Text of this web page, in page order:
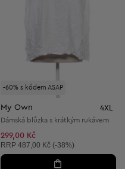
-60% s kódem ASAP
My Own 4XL
Dámská blůzka s krátkým rukávem
299,00 Kč
Doporučená cena:
RRP 487,00 Kč (-38%)